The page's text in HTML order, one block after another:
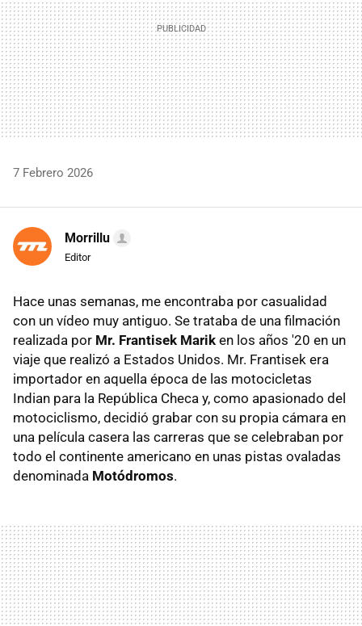
7 Febrero 2026
Morrillu
Editor
Hace unas semanas, me encontraba por casualidad
con un vídeo muy antiguo. Se trataba de una filmación
realizada por Mr. Frantisek Marik en los años '20 en un
viaje que realizó a Estados Unidos. Mr. Frantisek era
importador en aquella época de las motocicletas
Indian para la República Checa y, como apasionado del
motociclismo, decidió grabar con su propia cámara en
una película casera las carreras que se celebraban por
todo el continente americano en unas pistas ovaladas
denominada Motódromos.